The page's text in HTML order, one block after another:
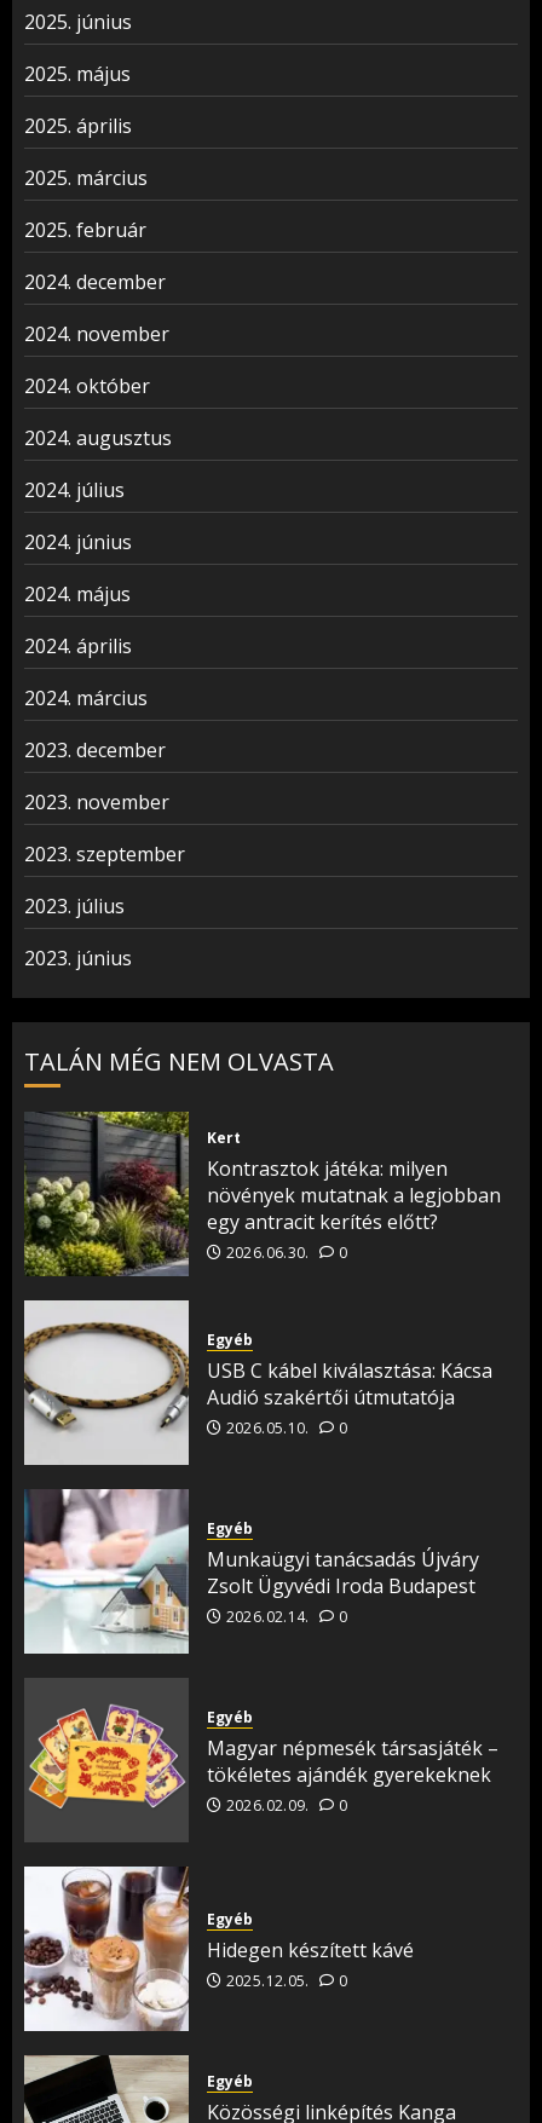
2025. június
2025. május
2025. április
2025. március
2025. február
2024. december
2024. november
2024. október
2024. augusztus
2024. július
2024. június
2024. május
2024. április
2024. március
2023. december
2023. november
2023. szeptember
2023. július
2023. június
TALÁN MÉG NEM OLVASTA
Kert
Kontrasztok játéka: milyen
növények mutatnak a legjobban
egy antracit kerítés előtt?
2026.06.30. 0
Egyéb
USB C kábel kiválasztása: Kácsa
Audió szakértői útmutatója
2026.05.10. 0
Egyéb
Munkaügyi tanácsadás Újváry
Zsolt Ügyvédi Iroda Budapest
2026.02.14. 0
Egyéb
Magyar népmesék társasjáték –
tökéletes ajándék gyerekeknek
2026.02.09. 0
Egyéb
Hidegen készített kávé
2025.12.05. 0
Egyéb
Közösségi linképítés Kanga